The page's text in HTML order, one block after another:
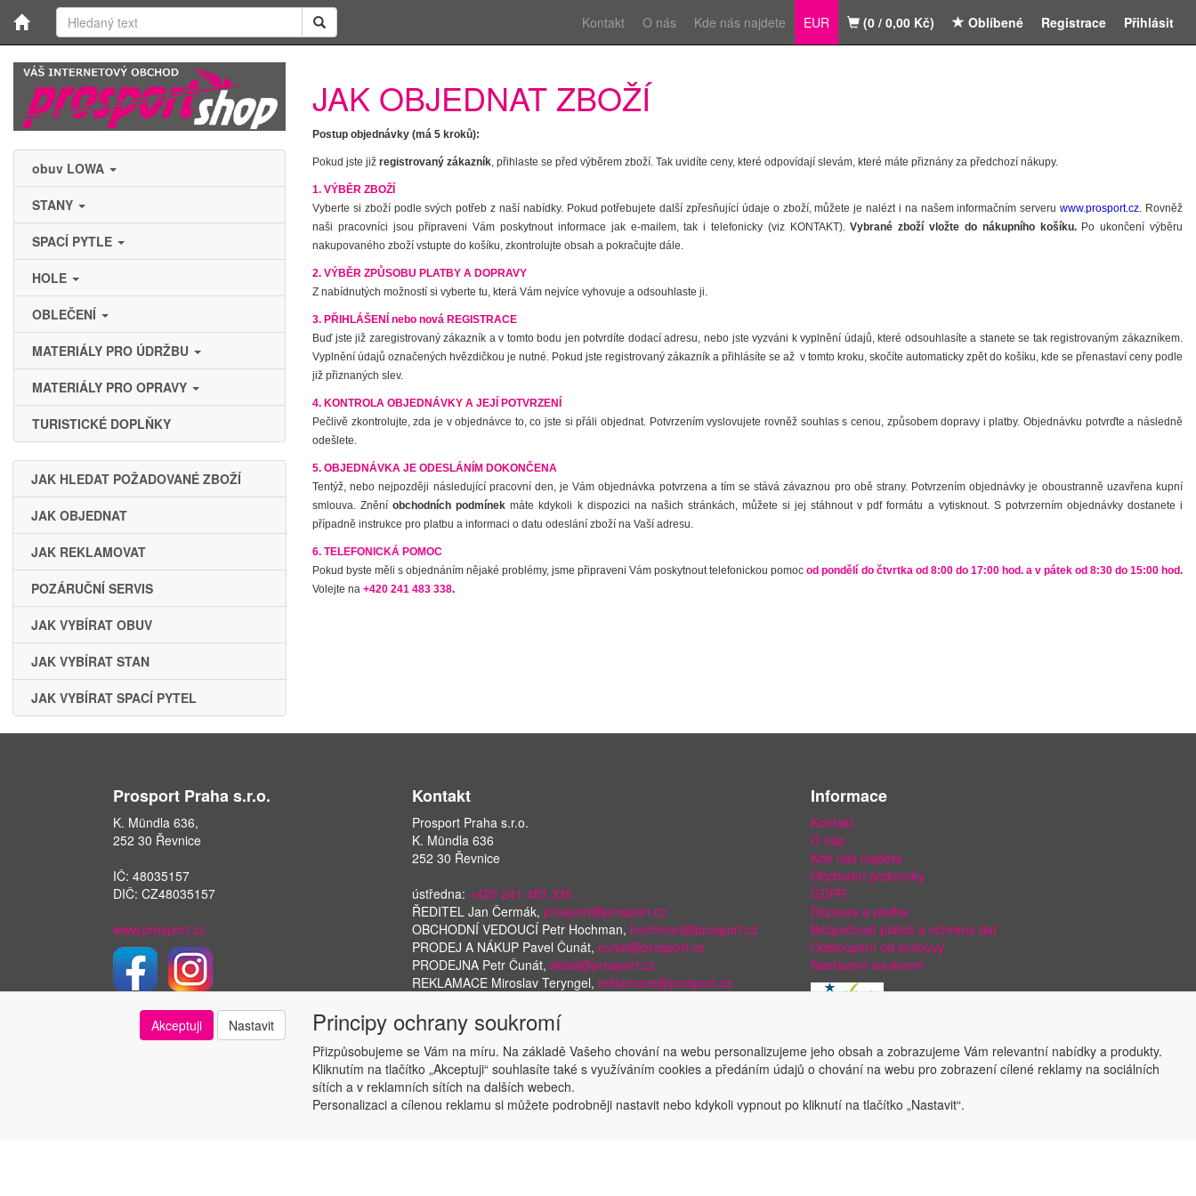
Registrace Přihlásit
Kontakt O nás Kde nás najdete EUR (0 / 0,00 Kč) Oblíbené
obuv LOWA
STANY
SPACÍ PYTLE
HOLE
OBLEČENÍ
MATERIÁLY PRO ÚDRŽBU
MATERIÁLY PRO OPRAVY
TURISTICKÉ DOPLŇKY
JAK HLEDAT POŽADOVANÉ ZBOŽÍ
JAK OBJEDNAT
JAK REKLAMOVAT
POZÁRUČNÍ SERVIS
JAK VYBÍRAT OBUV
JAK VYBÍRAT STAN
JAK VYBÍRAT SPACÍ PYTEL
JAK OBJEDNAT ZBOŽÍ
Postup objednávky (má 5 kroků):
Pokud jste již registrovaný zákazník, přihlaste se před výběrem zboží. Tak uvidíte ceny, které odpovídají slevám, které máte přiznány za předchozí nákupy.
1. VÝBĚR ZBOŽÍ
Vyberte si zboží podle svých potřeb z naší nabídky. Pokud potřebujete další zpřesňující údaje o zboží, můžete je nalézt i na našem informačním serveruwww.prosport.cz. Rovněž
naši pracovníci jsou připraveni Vám poskytnout informace jak e-mailem, tak i telefonicky (viz KONTAKT).Vybrané zboží vložte do nákupního košíku. Po ukončení výběru
nakupovaného zboží vstupte do košíku, zkontrolujte obsah a pokračujte dále.
2. VÝBĚR ZPŮSOBU PLATBY A DOPRAVY
Z nabídnutých možností si vyberte tu, která Vám nejvíce vyhovuje a odsouhlaste ji.
3. PŘIHLÁŠENÍ nebo nová REGISTRACE
Buď jste již zaregistrovaný zákazník a v tomto bodu jen potvrdíte dodací adresu, nebo jste vyzváni k vyplnění údajů, které odsouhlasíte a stanete se tak registrovaným zákazníkem.
Vyplnění údajů označených hvězdičkou je nutné. Pokud jste registrovaný zákazník a přihlásíte se až v tomto kroku, skočíte automaticky zpět do košíku, kde se přenastaví ceny podle
již přiznaných slev.
4. KONTROLA OBJEDNÁVKY A JEJÍ POTVRZENÍ
Pečlivě zkontrolujte, zda je v objednávce to, co jste si přáli objednat. Potvrzením vyslovujete rovněž souhlas s cenou, způsobem dopravy i platby. Objednávku potvrďte a následně
odešlete.
5. OBJEDNÁVKA JE ODESLÁNÍM DOKONČENA
Tentýž, nebo nejpozději následující pracovní den, je Vám objednávka potvrzena a tím se stává závaznou pro obě strany. Potvrzením objednávky je oboustranně uzavřena kupní
smlouva. Zněníobchodních podmínek máte kdykoli k dispozici na našich stránkách, můžete si jej stáhnout v pdf formátu a vytisknout. S potvrzerním objednávky dostanete i
případně instrukce pro platbu a informaci o datu odeslání zboží na Vaší adresu.
6. TELEFONICKÁ POMOC
Pokud byste měli s objednáním nějaké problémy, jsme připraveni Vám poskytnout telefonickou pomocod pondělí do čtvrtka od 8:00 do 17:00 hod. a v pátek od 8:30 do 15:00 hod.
Volejte na +420 241 483 338.
Prosport Praha s.r.o.
K. Mündla 636,
252 30 Řevnice
IČ: 48035157
DIČ: CZ48035157
www.prosport.cz
Kontakt
Prosport Praha s.r.o.
K. Mündla 636
252 30 Řevnice
ústředna: +420 241 483 338
ŘEDITEL Jan Čermák, prosport@prosport.cz
OBCHODNÍ VEDOUCÍ Petr Hochman, hochman@prosport.cz
PRODEJ A NÁKUP Pavel Čunát, cunat@prosport.cz
PRODEJNA Petr Čunát, sklad@prosport.cz
REKLAMACE Miroslav Teryngel, reklamace@prosport.cz
Informace
Kontakt
O nás
Kde nás najdete
Obchodní podmínky
GDPR
Doprava a platba
Bezpečnost plateb a ochrana dat
Odstoupení od smlouvy
Nastavení soukromí
Copyright © ABRA Software a.s. 2018
Akceptuji Nastavit Principy ochrany soukromí
Přizpůsobujeme se Vám na míru. Na základě Vašeho chování na webu personalizujeme jeho obsah a zobrazujeme Vám relevantní nabídky a produkty.
Kliknutím na tlačítko „Akceptuji“ souhlasíte také s využíváním cookies a předáním údajů o chování na webu pro zobrazení cílené reklamy na sociálních
sítích a v reklamních sítích na dalších webech.
Personalizaci a cílenou reklamu si můžete podrobněji nastavit nebo kdykoli vypnout po kliknutí na tlačítko „Nastavit“.